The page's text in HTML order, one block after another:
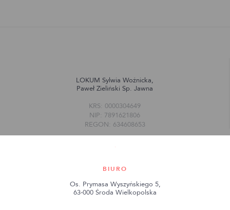
LOKUM Sylwia Woźnicka,
Paweł Zieliński Sp. Jawna
KRS: 0000304649
NIP: 7891621806
REGON: 634608653
BIURO
Os. Prymasa Wyszyńskiego 5,
63-000 Środa Wielkopolska